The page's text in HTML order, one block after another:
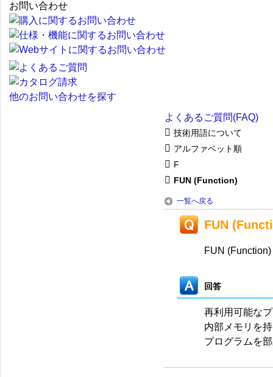
お問い合わせ
他のお問い合わせを探す
よくあるご質問(FAQ)
技術用語について
アルファベット順
F
FUN (Function)
一覧へ戻る
FUN
FUN (Function)
回答
再利用可能な
内部メモリを
プログラムを